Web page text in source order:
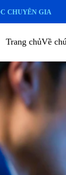
CHUYÊN GIA
Trang chủVề